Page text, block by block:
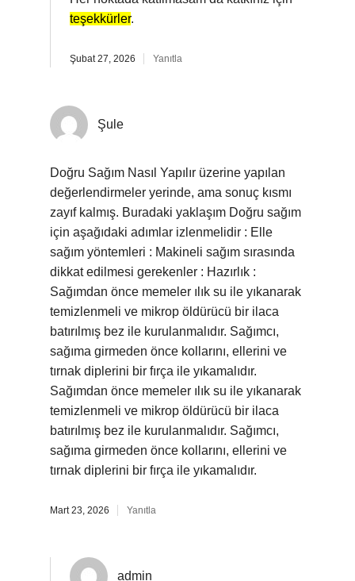
teşekkürler.
Şubat 27, 2026 Yanıtla
Şule
Doğru Sağım Nasıl Yapılır üzerine yapılan
değerlendirmeler yerinde, ama sonuç kısmı
zayıf kalmış. Buradaki yaklaşım Doğru sağım
için aşağıdaki adımlar izlenmelidir : Elle
sağım yöntemleri : Makineli sağım sırasında
dikkat edilmesi gerekenler : Hazırlık :
Sağımdan önce memeler ılık su ile yıkanarak
temizlenmeli ve mikrop öldürücü bir ilaca
batırılmış bez ile kurulanmalıdır. Sağımcı,
sağıma girmeden önce kollarını, ellerini ve
tırnak diplerini bir fırça ile yıkamalıdır.
Sağımdan önce memeler ılık su ile yıkanarak
temizlenmeli ve mikrop öldürücü bir ilaca
batırılmış bez ile kurulanmalıdır. Sağımcı,
sağıma girmeden önce kollarını, ellerini ve
tırnak diplerini bir fırça ile yıkamalıdır.
Mart 23, 2026 Yanıtla
admin